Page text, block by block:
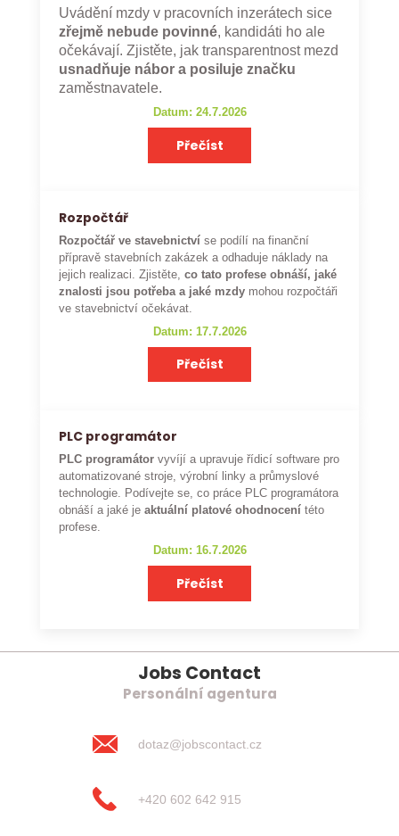
Uvádění mzdy v pracovních inzerátech sice
zřejmě nebude povinné, kandidáti ho ale
očekávají. Zjistěte, jak transparentnost mezd
usnadňuje nábor a posiluje značku
zaměstnavatele.
Datum: 24.7.2026
Přečíst
Rozpočtář
Rozpočtář ve stavebnictví se podílí na finanční
přípravě stavebních zakázek a odhaduje náklady na
jejich realizaci. Zjistěte,co tato profese obnáší, jaké
znalosti jsou potřeba a jaké mzdy mohou rozpočtáři
ve stavebnictví očekávat.
Datum: 17.7.2026
Přečíst
PLC programátor
PLC programátor vyvíjí a upravuje řídicí software pro
automatizované stroje, výrobní linky a průmyslové
technologie. Podívejte se, co práce PLC programátora
obnáší a jaké je aktuální platové ohodnocení této
profese.
Datum: 16.7.2026
Přečíst
Jobs Contact
Personální agentura
dotaz@jobscontact.cz
+420 602 642 915